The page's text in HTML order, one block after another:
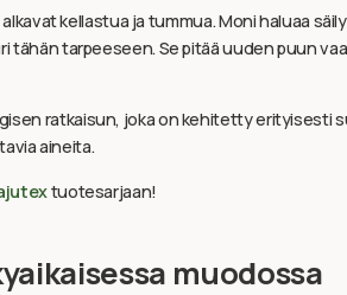
kellastua ja tummua. Moni haluaa
tähän tarpeeseen. Se pitää uuden puun
ratkaisun, joka on kehitetty erityisesti
aineita.
tuotesarjaan!
muodossa